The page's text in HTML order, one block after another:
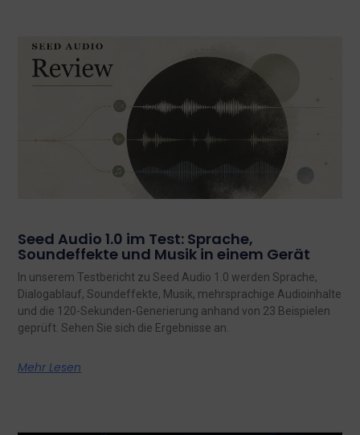
Seed Audio 1.0 im Test: Sprache,
Soundeffekte und Musik in einem Gerät
In unserem Testbericht zu Seed Audio 1.0 werden Sprache,
Dialogablauf, Soundeffekte, Musik, mehrsprachige Audioinhalte
und die 120-Sekunden-Generierung anhand von 23 Beispielen
geprüft. Sehen Sie sich die Ergebnisse an.
Mehr Lesen